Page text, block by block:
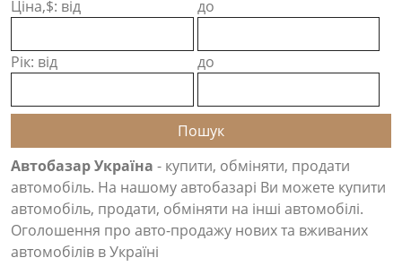
Ціна,$: від до
Рік: від до
Автобазар Україна - купити, обміняти, продати
автомобіль. На нашому автобазарі Ви можете купити
автомобіль, продати, обміняти на інші автомобілі.
Оголошення про авто-продажу нових та вживаних
автомобілів в Україні